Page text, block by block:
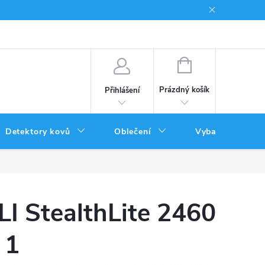
Přihlášení
NÁKUPNÍ
Prázdný košík
Detektory kovů Oblečení Vybavení
StealthLite 2460